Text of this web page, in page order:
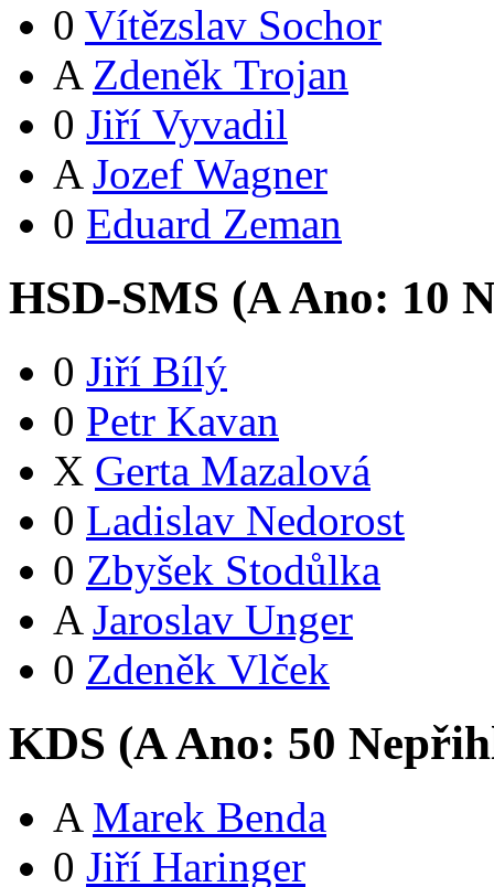
0 Vítězslav Sochor
A Zdeněk Trojan
0 Jiří Vyvadil
A Jozef Wagner
0 Eduard Zeman
HSD-SMS (AAno: 10
0 Jiří Bílý
0 Petr Kavan
X Gerta Mazalová
0 Ladislav Nedorost
0 Zbyšek Stodůlka
A Jaroslav Unger
0 Zdeněk Vlček
KDS (AAno: 50
A Marek Benda
0 Jiří Haringer